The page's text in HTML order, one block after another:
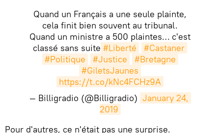
Quand un Français a une seule plainte,
cela finit bien souvent au tribunal.
Quand un ministre a 500 plaintes… c'est
classé sans suite #Liberté
#Castaner
#Politique
#Justice
#Bretagne
#GiletsJaunes
https://t.co/kNc4FCHz9A
— Billigradio (@Billigradio) January 24,
2019
Pour d'autres, ce n'était pas une surprise.